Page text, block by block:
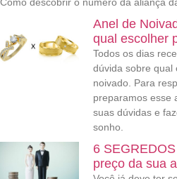
Anel de
qual escolher
Todos os dias
dúvida sobre qual
noivado. Para
preparamos esse
suas dúvidas e
sonho.
6
preço da sua